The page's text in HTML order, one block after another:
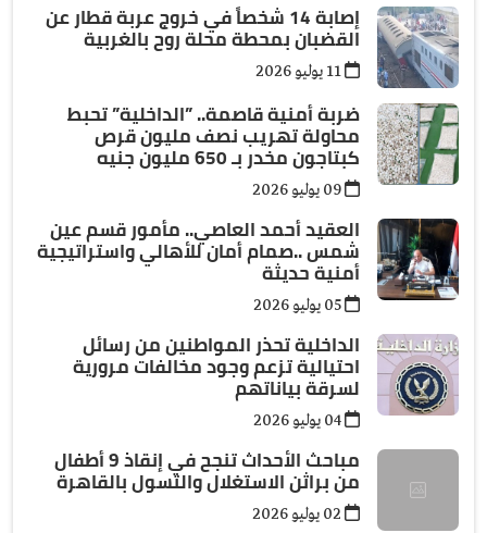
إصابة 14 شخصاً في خروج عربة قطار عن
القضبان بمحطة محلة روح بالغربية
ضربة أمنية قاصمة.. ”الداخلية” تحبط
محاولة تهريب نصف مليون قرص
كبتاجون مخدر بـ 650 مليون جنيه
العقيد أحمد العاصي.. مأمور قسم عين
شمس ..صمام أمان للأهالي واستراتيجية
أمنية حديثة
الداخلية تحذر المواطنين من رسائل
احتيالية تزعم وجود مخالفات مرورية
لسرقة بياناتهم
مباحث الأحداث تنجح في إنقاذ 9 أطفال
من براثن الاستغلال والتسول بالقاهرة